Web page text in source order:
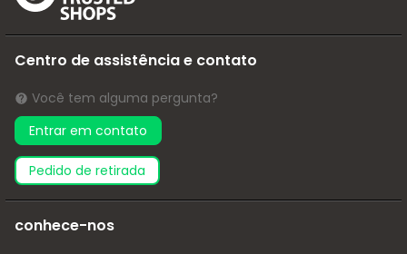
Centro de assistência e contato
Você tem alguma pergunta?
Entrar em contato
pedido de retirada
conhece-nos